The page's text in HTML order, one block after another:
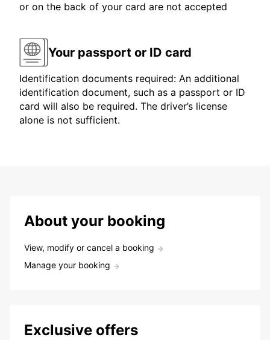
or on the back of your card are not accepted
Your passport or ID card
Identification documents required: An additional
identification document, such as a passport or ID
card will also be required. The driver’s license
alone is not sufficient.
About your booking
View, modify or cancel a booking
Manage your booking
Exclusive offers